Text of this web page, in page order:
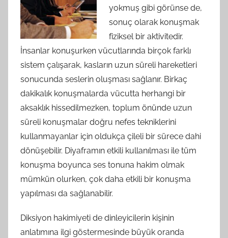
yokmuş gibi görünse de,
sonuç olarak konuşmak
fiziksel bir aktivitedir.
İnsanlar konuşurken vücutlarında birçok farklı
sistem çalışarak, kasların uzun süreli hareketleri
sonucunda seslerin oluşması sağlanır. Birkaç
dakikalık konuşmalarda vücutta herhangi bir
aksaklık hissedilmezken, toplum önünde uzun
süreli konuşmalar doğru nefes tekniklerini
kullanmayanlar için oldukça çileli bir sürece dahi
dönüşebilir. Diyaframın etkili kullanılması ile tüm
konuşma boyunca ses tonuna hakim olmak
mümkün olurken, çok daha etkili bir konuşma
yapılması da sağlanabilir.
Diksiyon hakimiyeti de dinleyicilerin kişinin
anlatımına ilgi göstermesinde büyük oranda